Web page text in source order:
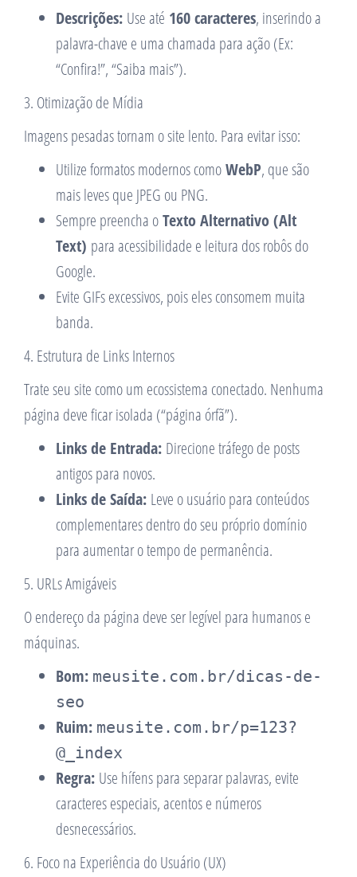
Descrições: Use até 160 caracteres, inserindo a
palavra-chave e uma chamada para ação (Ex:
“Confira!”, “Saiba mais”).
3. Otimização de Mídia
Imagens pesadas tornam o site lento. Para evitar isso:
Utilize formatos modernos comoWebP, que são
mais leves que JPEG ou PNG.
Sempre preencha oTexto Alternativo (Alt
Text) para acessibilidade e leitura dos robôs do
Google.
Evite GIFs excessivos, pois eles consomem muita
banda.
4. Estrutura de Links Internos
Trate seu site como um ecossistema conectado. Nenhuma
página deve ficar isolada (“página órfã”).
Links de Entrada: Direcione tráfego de posts
antigos para novos.
Links de Saída: Leve o usuário para conteúdos
complementares dentro do seu próprio domínio
para aumentar o tempo de permanência.
5. URLs Amigáveis
O endereço da página deve ser legível para humanos e
máquinas.
Bom: meusite.com.br/dicas-de-
seo
Ruim: meusite.com.br/p=123?
@_index
Regra: Use hífens para separar palavras, evite
caracteres especiais, acentos e números
desnecessários.
6. Foco na Experiência do Usuário (UX)